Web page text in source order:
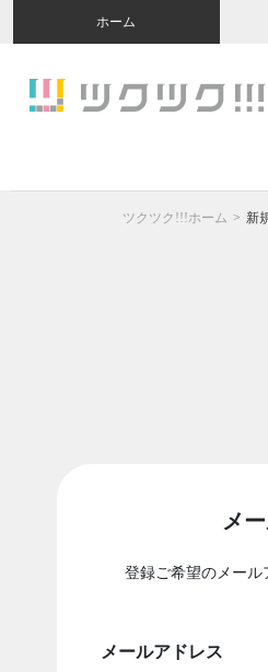
ホーム
ツクツク!!!ホーム 新
メ
登録ご希望のメール
メールアドレス